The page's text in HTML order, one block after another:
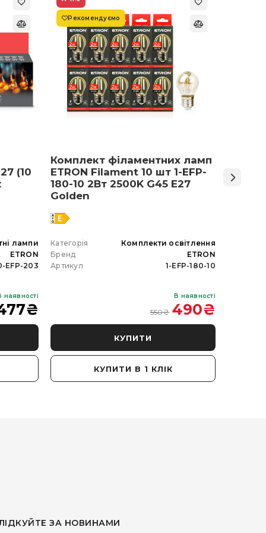
(10
лампи
ETRON
EFP-203
наявності
₴
Рекомендуємо
Комплект філаментних ламп
ETRON Filament 10 шт 1-EFP-
180-10 2Вт 2500K G45 E27
Golden
Категорія
Комплекти освітлення
Бренд
ETRON
Артикул
1-EFP-180-10
В наявності
550₴ 490₴
КУПИТИ
КУПИТИ В 1 КЛІК
48 Вт
ЗА НОВИНАМИ